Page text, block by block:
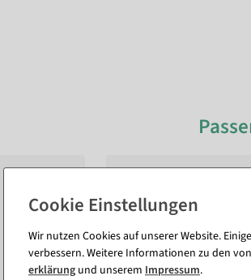
Wir nutzen Cookies auf unserer Website.
verbessern. Weitere Informationen zu den
erklärung und unserem Impressum.